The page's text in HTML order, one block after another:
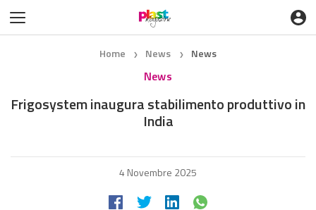
Home ❯ News ❯ News
News
Frigosystem inaugura stabilimento produttivo in
India
4 Novembre 2025